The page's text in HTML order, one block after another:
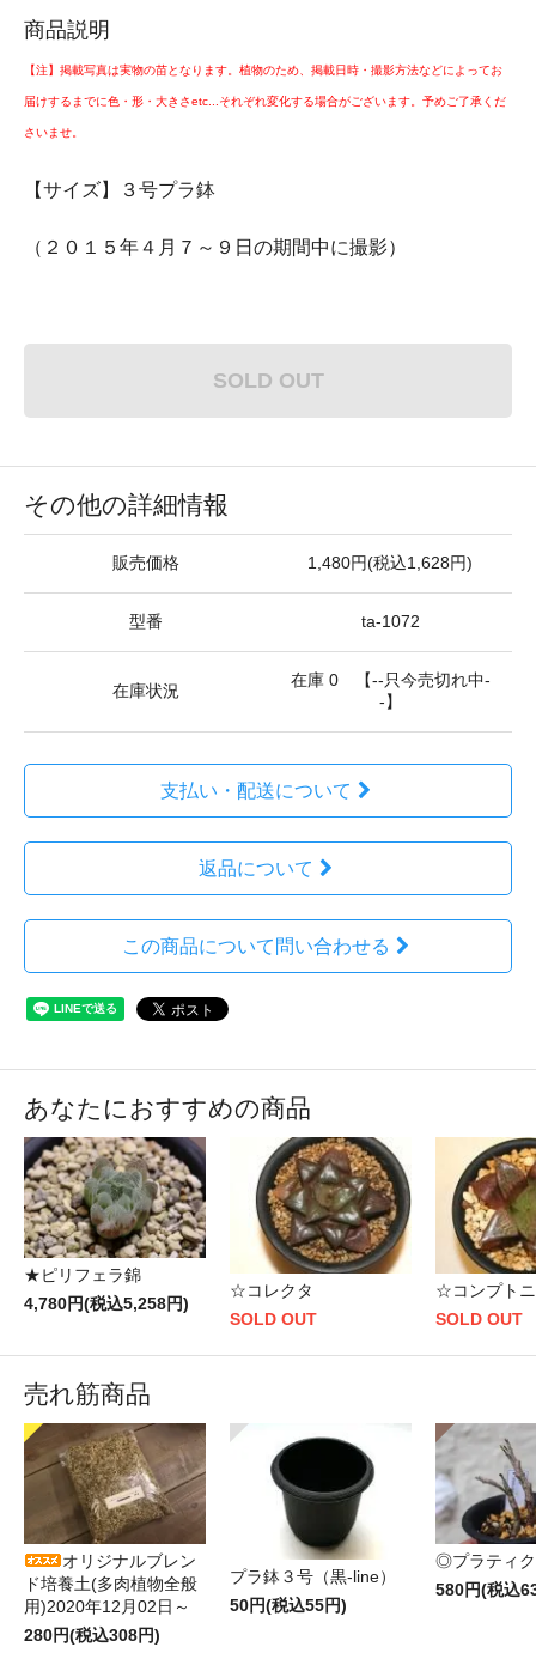
商品説明
【注】掲載写真は実物の苗となります。植物のため、掲載日時・撮影方法などによってお
届けするまでに色・形・大きさetc...それぞれ変化する場合がございます。予めご了承くだ
さいませ。
【サイズ】３号プラ鉢
（２０１５年４月７～９日の期間中に撮影）
SOLD OUT
その他の詳細情報
販売価格 1,480円(税込1,628円)
型番 ta-1072
在庫状況
在庫 0 【--只今売切れ中-
-】
支払い・配送について
返品について
この商品について問い合わせる
あなたにおすすめの商品
★ピリフェラ錦
4,780円(税込5,258円)
☆コレクタ
SOLD OUT
☆コンプト
SOLD OUT
売れ筋商品
オリジナルブレン
ド培養土(多肉植物全般
用)2020年12月02日～
280円(税込308円)
プラ鉢３号（黒-line）
50円(税込55円)
◎プラティ
580円(税込